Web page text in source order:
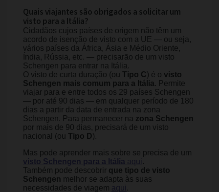
Quais viajantes são obrigados a solicitar um
visto para a Itália?
Cidadãos cujos países de origem não têm um
acordo de isenção de visto com a UE — ou seja,
vários países da África, Ásia e Médio Oriente,
Índia, Rússia, etc. — precisarão de um visto
Schengen para entrar na Itália.
O visto de curta duração (ou Tipo C) é o visto
Schengen mais comum para a Itália. Permite
viajar para e entre todos os 29 países Schengen
— por até 90 dias — em qualquer período de 180
dias a partir da data de entrada na zona
Schengen. Para permanecer na zona Schengen
por mais de 90 dias, precisará de um visto
nacional (ou Tipo D).
Mas pode aprender mais sobre se precisa de um
visto Schengen para a Itália aqui
.
Também pode descobrir que tipo de visto
Schengen melhor se adapta às suas
necessidades de viagem aqui .